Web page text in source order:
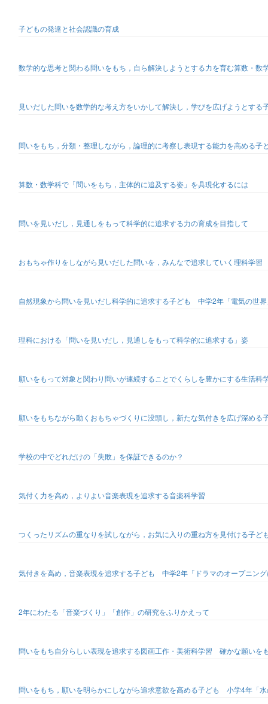
子どもの発達と社会認識の育成
数学的な思考と関わる問いをもち，自ら解決しようとする力を育む算数・数
見いだした問いを数学的な考え方をいかして解決し，学びを広げようと
問いをもち，分類・整理しながら，論理的に考察し表現する能力を高める
算数・数学科で「問いをもち，主体的に追及する姿」を具現化するには
問いを見いだし，見通しをもって科学的に追求する力の育成を目指して
おもちゃ作りをしながら見いだした問いを，みんなで追求していく理科
自然現象から問いを見いだし科学的に追求する子ども 中学2年「電気の世
理科における「問いを見いだし，見通しをもって科学的に追求する」姿
願いをもって対象と関わり問いが連続することでくらしを豊かにする生活科
願いをもちながら動くおもちゃづくりに没頭し，新たな気付きを広げ深め
学校の中でどれだけの「失敗」を保証できるのか？
気付く力を高め，よりよい音楽表現を追求する音楽科学習
つくったリズムの重なりを試しながら，お気に入りの重ね方を見付ける子
気付きを高め，音楽表現を追求する子ども 中学2年「ドラマのオープニン
2年にわたる「音楽づくり」「創作」の研究をふりかえって
問いをもち自分らしい表現を追求する図画工作・美術科学習 確かな願いを
問いをもち，願いを明らかにしながら追求意欲を高める子ども 小学4年「